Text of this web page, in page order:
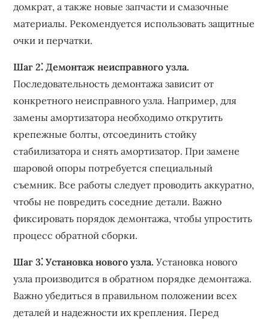
домкрат‚ а также новые запчасти и смазочные
материалы. Рекомендуется использовать защитные
очки и перчатки.
Шаг 2⁚ Демонтаж неисправного узла.
Последовательность демонтажа зависит от
конкретного неисправного узла. Например‚ для
замены амортизатора необходимо открутить
крепежные болты‚ отсоединить стойку
стабилизатора и снять амортизатор. При замене
шаровой опоры потребуется специальный
съемник. Все работы следует проводить аккуратно‚
чтобы не повредить соседние детали. Важно
фиксировать порядок демонтажа‚ чтобы упростить
процесс обратной сборки.
Шаг 3⁚ Установка нового узла. Установка нового
узла производится в обратном порядке демонтажа.
Важно убедиться в правильном положении всех
деталей и надежности их крепления. Перед